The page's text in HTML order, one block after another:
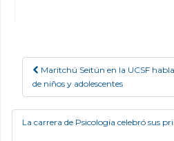
Post navigation
Maritchú Seitún en la UCSF
de niños y adolescentes
La carrera de Psicología celebró sus